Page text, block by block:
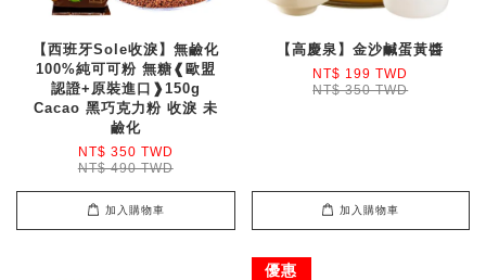
【西班牙Sole收淚】無鹼化
100%純可可粉 無糖❰歐盟
認證+原裝進口❱150g
Cacao 黑巧克力粉 收淚 未
鹼化
NT$ 350 TWD
NT$ 490 TWD
加入購物車
【高慶泉】金沙鹹蛋黃醬
NT$ 199 TWD
NT$ 350 TWD
加入購物車
優惠